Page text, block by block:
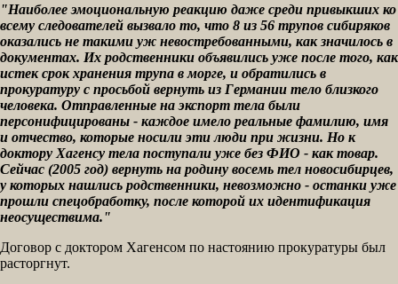
"Наиболее эмоциональную реакцию даже среди привыкших ко
всему следователей вызвало то, что 8 из 56 трупов сибиряков
оказались не такими уж невостребованными, как значилось в
документах. Их родственники объявились уже после того, как
истек срок хранения трупа в морге, и обратились в
прокуратуру с просьбой вернуть из Германии тело близкого
человека. Отправленные на экспорт тела были
персонифицированы - каждое имело реальные фамилию, имя
и отчество, которые носили эти люди при жизни. Но к
доктору Хагенсу тела поступали уже без ФИО - как товар.
Сейчас (2005 год) вернуть на родину восемь тел новосибирцев,
у которых нашлись родственники, невозможно - останки уже
прошли спецобработку, после которой их идентификация
неосуществима."
Договор с доктором Хагенсом по настоянию прокуратуры был
расторгнут.